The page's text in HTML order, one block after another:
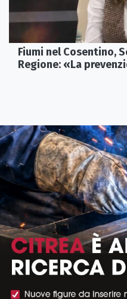
Fiumi nel Cosentino,
Regione: «La